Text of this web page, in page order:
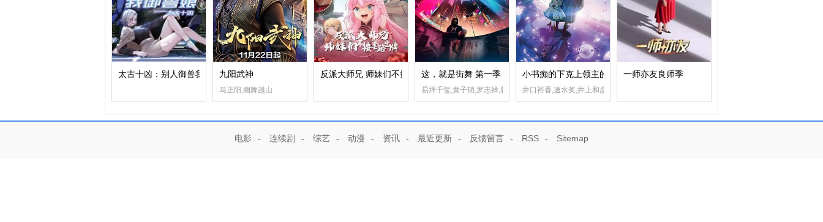
太古十凶：别人御兽我御兽娘九阳武神
马正阳,幽舞越山
反派大师兄 师妹们不按套路出牌·动态漫画
这，就是街舞 第一季
易烊千玺,黄子韬,罗志祥,韩庚
小书痴的下克上领主的养女
井口裕香,速水奖,井上和彦,高山南,寺崎裕香,森川智之,井上喜久子,梅原裕一郎,濑户麻沙美,
一师亦友良师季
电影 - 连续剧 - 综艺 - 动漫 - 资讯 - 最近更新 - 反馈留言 - RSS - Sitemap